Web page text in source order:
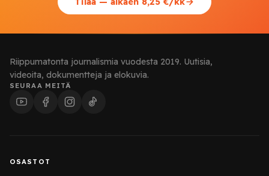
Riippumatonta journalismia vuodesta 2019. Uutisia,
videoita, dokumentteja ja elokuvia.
SEURAA MEITÄ
OSASTOT